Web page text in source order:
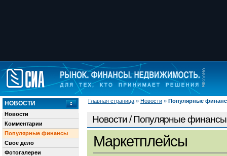
Главная страница » Новости » Популярные
НОВОСТИ
Новости
Комментарии
Популярные финансы
Свое дело
Фотогалереи
Новости / Популярные финансы
Маркетплейсы